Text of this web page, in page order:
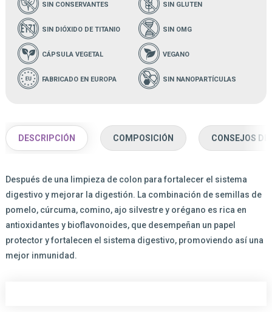
SIN CONSERVANTES SIN GLUTEN
SIN DIÓXIDO DE TITANIO SIN OMG
CÁPSULA VEGETAL VEGANO
FABRICADO EN EUROPA SIN NANOPARTÍCULAS
DESCRIPCIÓN COMPOSICIÓN CONSEJOS DE
Después de una limpieza de colon para fortalecer el sistema
digestivo y mejorar la digestión. La combinación de semillas de
pomelo, cúrcuma, comino, ajo silvestre y orégano es rica en
antioxidantes y bioflavonoides, que desempeñan un papel
protector y fortalecen el sistema digestivo, promoviendo así una
mejor inmunidad.